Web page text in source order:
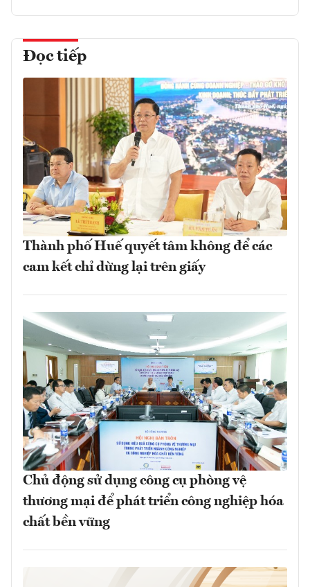
Đọc tiếp
Thành phố Huế quyết tâm không để các
cam kết chỉ dừng lại trên giấy
Chủ động sử dụng công cụ phòng vệ
thương mại để phát triển công nghiệp hóa
chất bền vững